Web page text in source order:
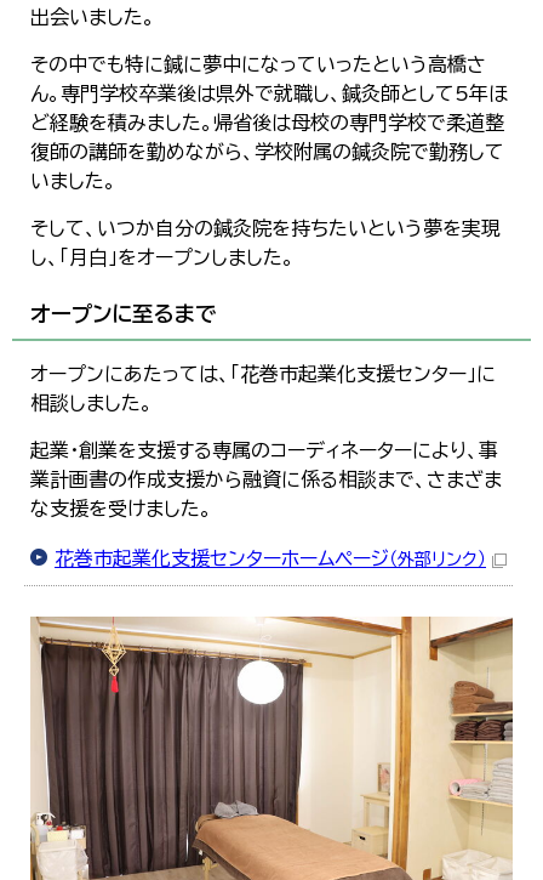
出会いました。
その中でも特に鍼に夢中になっていったという高橋さ
ん。専門学校卒業後は県外で就職し、鍼灸師として5年ほ
ど経験を積みました。帰省後は母校の専門学校で柔道整
復師の講師を勤めながら、学校附属の鍼灸院で勤務して
いました。
そして、いつか自分の鍼灸院を持ちたいという夢を実現
し、「月白」をオープンしました。
オープンに至るまで
オープンにあたっては、「花巻市起業化支援センター」に
相談しました。
起業・創業を支援する専属のコーディネーターにより、事
業計画書の作成支援から融資に係る相談まで、さまざま
な支援を受けました。
花巻市起業化支援センターホームページ （外部リンク）